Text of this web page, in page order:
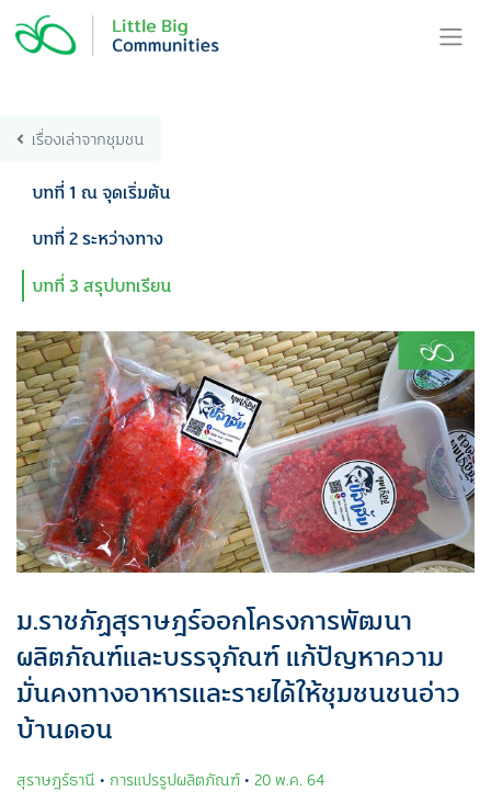
content
เรื่องเล่าจากชุมชน
บทที่ 1 ณ จุดเริ่มต้น
บทที่ 2 ระหว่างทาง
บทที่ 3 สรุปบทเรียน
ม.ราชภัฏสุราษฎร์ออกโครงการพัฒนา
ผลิตภัณฑ์และบรรจุภัณฑ์ แก้ปัญหาความ
มั่นคงทางอาหารและรายได้ให้ชุมชนชนอ่าว
บ้านดอน
สุราษฎร์ธานี • การแปรรูปผลิตภัณฑ์• 20 พ.ค. 64